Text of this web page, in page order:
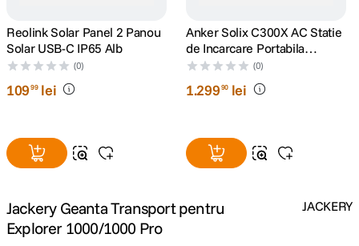
10. dji osmo
Reolink Solar Panel 2 Panou
Solar USB-C IP65 Alb
(0)
10999 lei
Anker Solix C300X AC Statie
de Incarcare Portabila
288Wh 300W
(0)
1.29990 lei
Jackery Geanta Transport pentru
Explorer 1000/1000 Pro
JACKERY